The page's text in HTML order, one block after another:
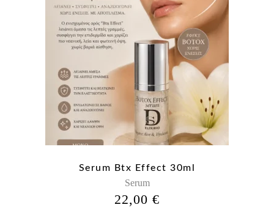
Serum Btx Effect 30ml
Serum
22,00€